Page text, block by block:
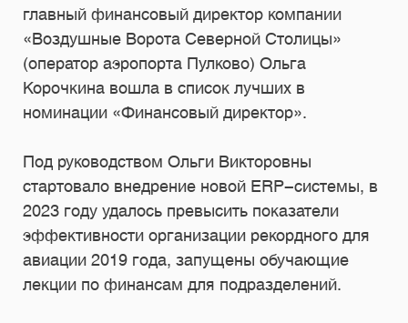
главный финансовый директор компании
«Воздушные Ворота Северной Столицы»
(оператор аэропорта Пулково) Ольга
Корочкина вошла в список лучших в
номинации «Финансовый директор».
Под руководством Ольги Викторовны
стартовало внедрение новой ERP-системы, в
2023 году удалось превысить показатели
эффективности организации рекордного для
авиации 2019 года, запущены обучающие
лекции по финансам для подразделений.